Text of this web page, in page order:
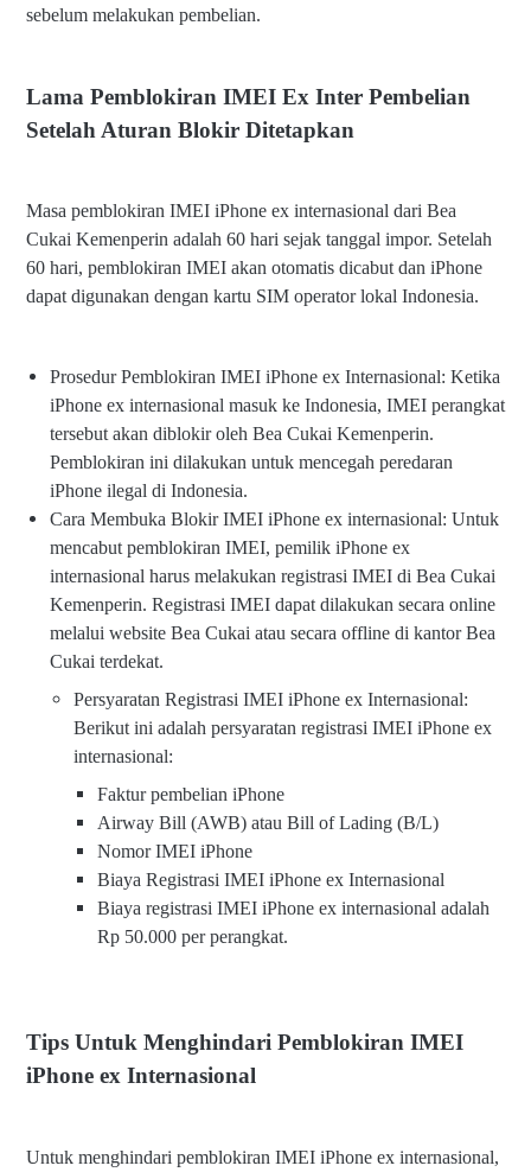
sebelum melakukan pembelian.
Lama Pemblokiran IMEI Ex Inter Pembelian
Setelah Aturan Blokir Ditetapkan
Masa pemblokiran IMEI iPhone ex internasional dari Bea
Cukai Kemenperin adalah 60 hari sejak tanggal impor. Setelah
60 hari, pemblokiran IMEI akan otomatis dicabut dan iPhone
dapat digunakan dengan kartu SIM operator lokal Indonesia.
Prosedur Pemblokiran IMEI iPhone ex Internasional: Ketika
iPhone ex internasional masuk ke Indonesia, IMEI perangkat
tersebut akan diblokir oleh Bea Cukai Kemenperin.
Pemblokiran ini dilakukan untuk mencegah peredaran
iPhone ilegal di Indonesia.
Cara Membuka Blokir IMEI iPhone ex internasional: Untuk
mencabut pemblokiran IMEI, pemilik iPhone ex
internasional harus melakukan registrasi IMEI di Bea Cukai
Kemenperin. Registrasi IMEI dapat dilakukan secara online
melalui website Bea Cukai atau secara offline di kantor Bea
Cukai terdekat.
Persyaratan Registrasi IMEI iPhone ex Internasional:
Berikut ini adalah persyaratan registrasi IMEI iPhone ex
internasional:
Faktur pembelian iPhone
Airway Bill (AWB) atau Bill of Lading (B/L)
Nomor IMEI iPhone
Biaya Registrasi IMEI iPhone ex Internasional
Biaya registrasi IMEI iPhone ex internasional adalah
Rp 50.000 per perangkat.
Tips Untuk Menghindari Pemblokiran IMEI
iPhone ex Internasional
Untuk menghindari pemblokiran IMEI iPhone ex internasional,